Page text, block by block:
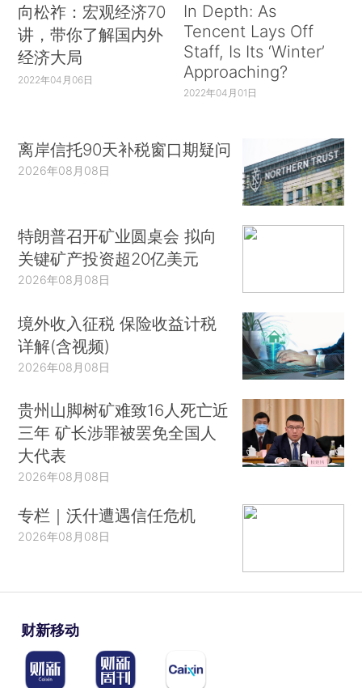
向松祚：宏观经济70
讲，带你了解国内外
经济大局
2022年04月06日
In Depth: As
Tencent Lays Off
Staff, Is Its ‘Winter’
Approaching?
2022年04月01日
离岸信托90天补税窗口期疑问
2026年08月08日
特朗普召开矿业圆桌会 拟向
关键矿产投资超20亿美元
2026年08月08日
境外收入征税 保险收益计税
详解(含视频)
2026年08月08日
贵州山脚树矿难致16人死亡近
三年 矿长涉罪被罢免全国人
大代表
2026年08月08日
专栏｜沃什遭遇信任危机
2026年08月08日
财新移动